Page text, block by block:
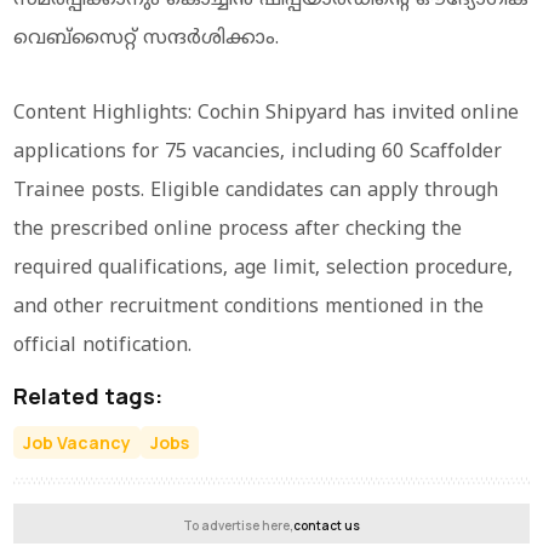
വെബ്സൈറ്റ് സന്ദർശിക്കാം.
Content Highlights: Cochin Shipyard has invited online
applications for 75 vacancies, including 60 Scaffolder
Trainee posts. Eligible candidates can apply through
the prescribed online process after checking the
required qualifications, age limit, selection procedure,
and other recruitment conditions mentioned in the
official notification.
Related tags:
Job Vacancy Jobs
To advertise here,contact us